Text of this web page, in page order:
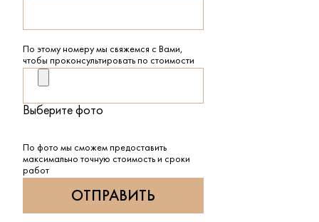
По этому номеру мы свяжемся с Вами,
чтобы проконсультировать по стоимости
Выберите фото
По фото мы сможем предоставить
максимально точную стоимость и сроки
работ